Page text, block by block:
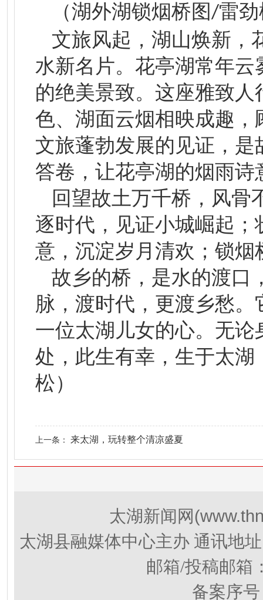
（湖外湖锁烟桥图/雷
文旅风起，湖山焕新，
水新名片。花亭湖常年
的绝美景致。这座雅致
色、湖面云烟相映成趣
文旅蓬勃发展的见证，
答卷，让花亭湖的烟雨
回望故土万千桥，风骨
逐时代，见证小城崛起
意，沉淀岁月清欢；锁
故乡的桥，是水的渡口
脉，渡时代，更渡乡愁
一位太湖儿女的心。无
处，此生有幸，生于太
松）
上一条： 来太湖，玩转整个清凉盛夏
太湖新闻网
太湖县融媒体中心主办 通讯地
邮箱/投稿邮箱
备案序